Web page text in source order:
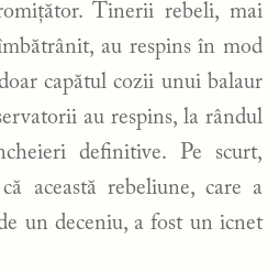
Tinerii rebeli, mai
au respins în mod
capătul cozii unui balaur
au respins, la rândul
definitive. Pe scurt,
această rebeliune, care a
un deceniu, a fost un icnet